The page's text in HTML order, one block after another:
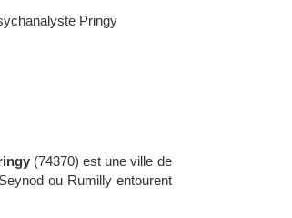
Pringy
(74370) est une ville de
ou Rumilly entourent